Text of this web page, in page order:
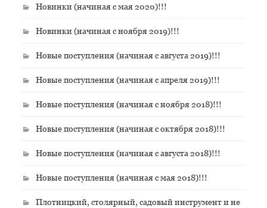
Новинки (начиная с мая 2020)!!!
Новинки (начиная с ноября 2019)!!!
Новые поступления (начиная с августа 2019)!!!
Новые поступления (начиная с апреля 2019)!!!
Новые поступления (начиная с ноября 2018)!!!
Новые поступления (начиная с октября 2018)!!!
Новые поступления (начиная с августа 2018)!!!
Новые поступления (начиная с мая 2018)!!!
Плотницкий, столярный, садовый инструмент и не